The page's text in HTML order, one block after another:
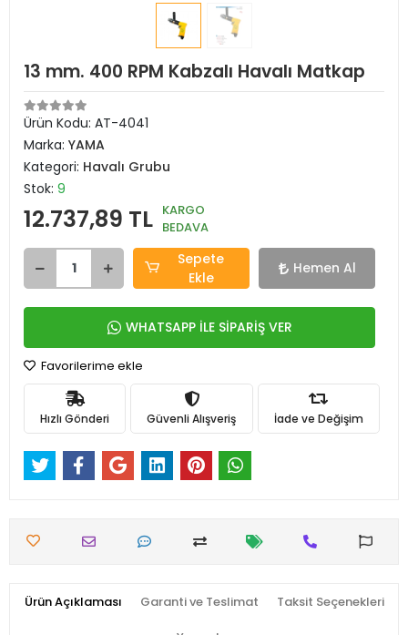
13 mm. 400 RPM Kabzalı Havalı Matkap
Ürün Kodu: AT-4041
Marka: YAMA
Kategori: Havalı Grubu
Stok: 9
12.737,89 TL KARGO
BEDAVA
Sepete
Ekle
Hemen Al
WHATSAPP İLE SİPARİŞ VER
Favorilerime ekle
Hızlı Gönderi Güvenli Alışveriş İade ve Değişim
Ürün Açıklaması Garanti ve Teslimat Taksit Seçenekleri